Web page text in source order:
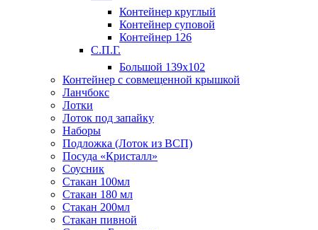
Контейнер круглый
Контейнер суповой
Контейнер 126
С.П.Г.
Большой 139х102
Контейнер с совмещенной крышкой
Ланчбокс
Лотки
Лоток под запайку
Наборы
Подложка (Лоток из ВСП)
Посуда «Кристалл»
Соусник
Стакан 100мл
Стакан 180 мл
Стакан 200мл
Стакан пивной